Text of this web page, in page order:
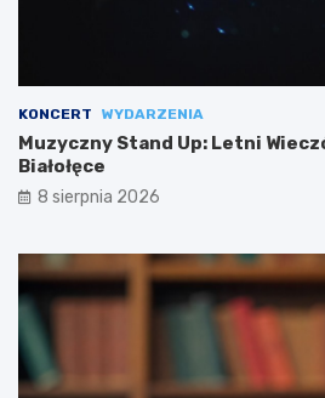
KONCERT WYDARZENIA
Muzyczny Stand Up: Letni
Białołęce
8 sierpnia 2026